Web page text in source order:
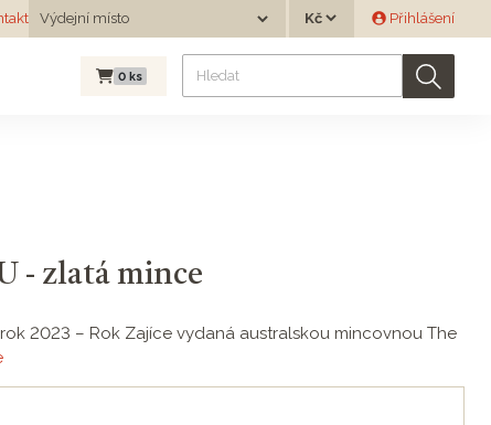
Výdejní místo
Výdejní místo
Měna Přihlášení
0 ks
- zlatá mince
2023 – Rok Zajíce vydaná australskou mincovnou The